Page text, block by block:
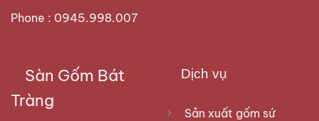
Phone : 0945.998.007
Sàn Gốm Bát
Tràng
Dịch vụ
Sản xuất gốm sứ